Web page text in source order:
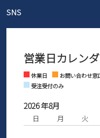
発送日・送料詳細については
ご利用ください。
ントとしても安心してご利用
さい。
営業時間：11時～17時
※土日祝はお問い合わせ窓口
SNS
Facebook Instagram
営業日カレン
休業日
お問い合わせ窓
受注受付のみ
2026 年8月
日 月 火